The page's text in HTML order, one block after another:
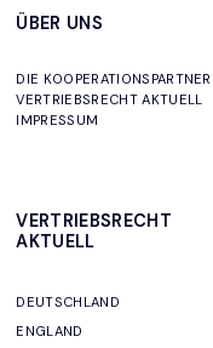
ÜBER UNS
DIE KOOPERATIONSPARTNER
VERTRIEBSRECHT AKTUELL
IMPRESSUM
VERTRIEBSRECHT
AKTUELL
DEUTSCHLAND
ENGLAND